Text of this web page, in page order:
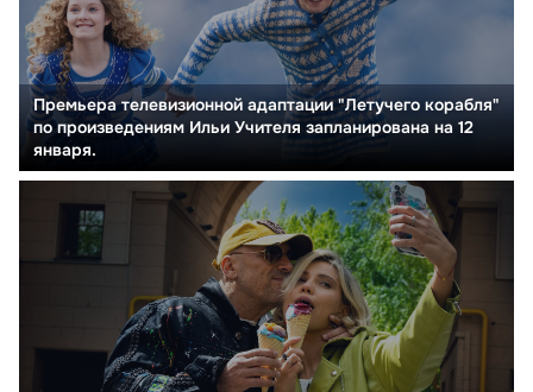
Премьера телевизионной адаптации "Летучего корабля"
по произведениям Ильи Учителя запланирована на 12
января.